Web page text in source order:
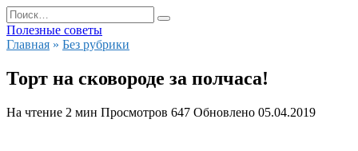
Перейти
к
содержанию
Search
for:
Полезные советы
Главная » Без рубрики
Торт на сковороде за полчаса!
На чтение 2 мин Просмотров 647 Обновлено 05.04.2019